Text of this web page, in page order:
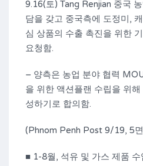
9.16(토) Tang Renjian 중국
담을 갖고 중국측에 도정미,
심 상품의 수출 촉진을 위한
요청함.
– 양측은 농업 분야 협력
을 위한 액션플랜 수립을 위
성하기로 합의함.
(Phnom Penh Post 9/19, 5
■ 1-8월, 석유 및 가스 제품